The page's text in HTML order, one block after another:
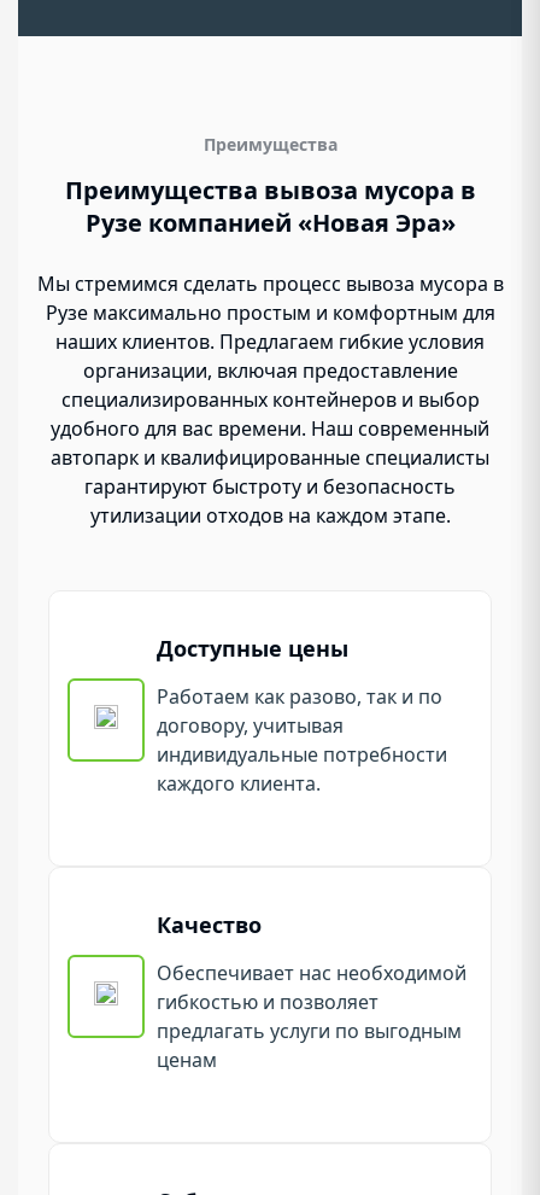
объекта. Наши специалисты помогут вам
услуги, гарантируя при этом высокое качество
работы.
Преимущества
Преимущества вывоза мусора в
Рузе компанией «Новая Эра»
Мы стремимся сделать процесс вывоза мусора в
Рузе максимально простым и комфортным для
наших клиентов. Предлагаем гибкие условия
организации, включая предоставление
специализированных контейнеров и выбор
удобного для вас времени. Наш современный
автопарк и квалифицированные специалисты
гарантируют быстроту и безопасность
утилизации отходов на каждом этапе.
Доступные цены
Работаем как разово, так и по
договору, учитывая
индивидуальные потребности
каждого клиента.
Качество
Обеспечивает нас необходимой
гибкостью и позволяет
предлагать услуги по выгодным
ценам